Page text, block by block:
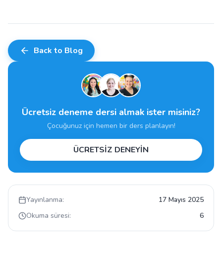
Back to Blog
Ücretsiz deneme dersi almak ister misiniz?
Çocuğunuz için hemen bir ders planlayın!
ÜCRETSİZ DENEYİN
Yayınlanma:
17 Mayıs 2025
Okuma süresi:
6